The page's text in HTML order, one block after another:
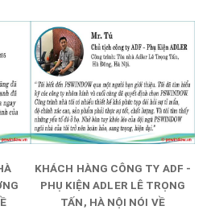
KHÁCH HÀNG CÔNG TY ADF -
PHỤ KIỆN ADLER LÊ TRỌNG
TẤN, HÀ NỘI NÓI VỀ